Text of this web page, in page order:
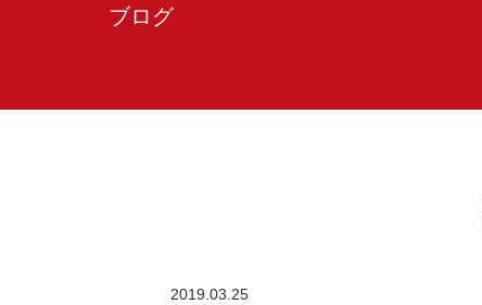
ブログ
2019.03.25